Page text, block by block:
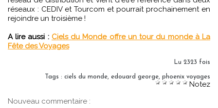
réseaux : CEDIV et Tourcom et pourrait prochainement en
rejoindre un troisième !
A lire aussi : Ciels du Monde offre un tour du monde à La
Fête des Voyages
Lu 2323 fois
Tags : ciels du monde edouard george phoenix voyages
Notez
Nouveau commentaire :